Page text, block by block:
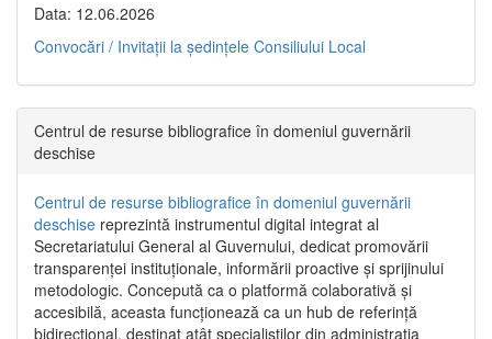
Data: 12.06.2026
Convocări / Invitaţii la şedinţele Consiliului Local
Centrul de resurse bibliografice în domeniul guvernării
deschise
Centrul de resurse bibliografice în domeniul guvernării
deschise reprezintă instrumentul digital integrat al
Secretariatului General al Guvernului, dedicat promovării
transparenței instituționale, informării proactive și sprijinului
metodologic. Concepută ca o platformă colaborativă și
accesibilă, aceasta funcționează ca un hub de referință
bidirecțional, destinat atât specialiștilor din administrația